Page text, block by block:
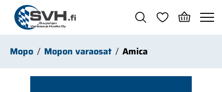
Siirry pääsisältöön
Mopo Mopon varaosat Amica